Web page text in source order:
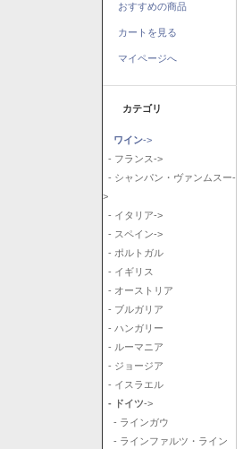
おすすめの商品
カートを見る
マイページへ
カテゴリ
ワイン->
- フランス->
- シャンパン・ヴァンムスー-
>
- イタリア->
- スペイン->
- ポルトガル
- イギリス
- オーストリア
- ブルガリア
- ハンガリー
- ルーマニア
- ジョージア
- イスラエル
- ドイツ->
- ラインガウ
- ラインファルツ・ライン